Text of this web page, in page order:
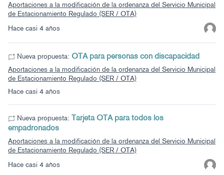
Hace casi 4 años
Aportaciones a la modificación de la ordenanza del Servicio Municipal
de Estacionamiento Regulado (SER / OTA)
Hace casi 4 años
Nueva propuesta: OTA para personas con discapacidad
Aportaciones a la modificación de la ordenanza del Servicio Municipal
de Estacionamiento Regulado (SER / OTA)
Hace casi 4 años
Nueva propuesta: Tarjeta OTA para todos los
empadronados
Aportaciones a la modificación de la ordenanza del Servicio Municipal
de Estacionamiento Regulado (SER / OTA)